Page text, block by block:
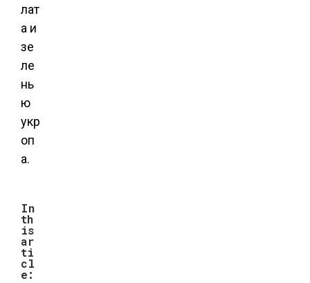
лат
а и
зе
ле
нь
ю
укр
оп
а.
In
th
is
ar
ti
cl
e: